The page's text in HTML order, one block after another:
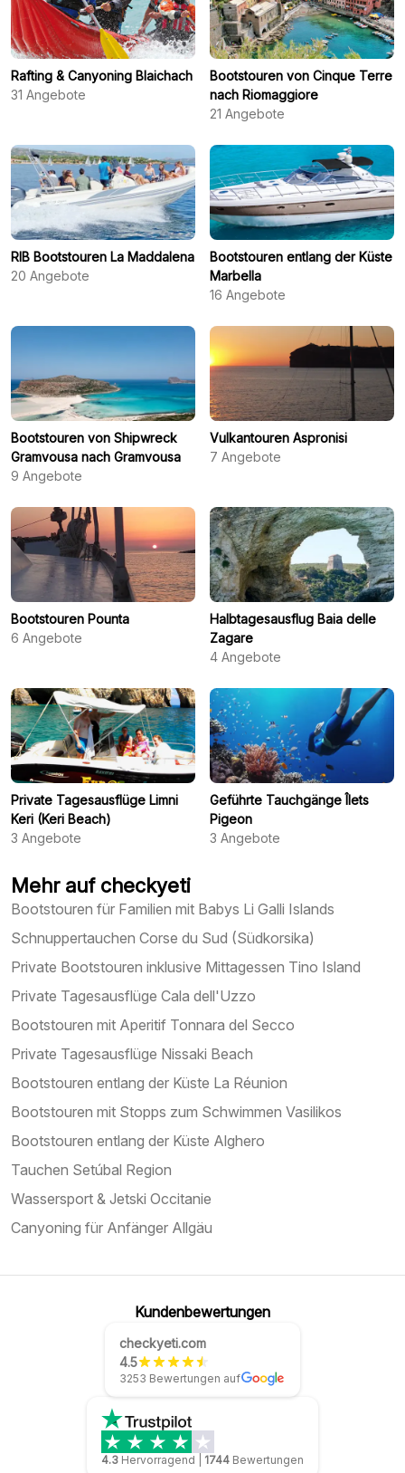
Rafting & Canyoning Blaichach
31 Angebote
Bootstouren von Cinque Terre
nach Riomaggiore
21 Angebote
RIB Bootstouren La Maddalena
20 Angebote
Bootstouren entlang der Küste
Marbella
16 Angebote
Bootstouren von Shipwreck
Gramvousa nach Gramvousa
9 Angebote
Vulkantouren Aspronisi
7 Angebote
Bootstouren Pounta
6 Angebote
Halbtagesausflug Baia delle
Zagare
4 Angebote
Private Tagesausflüge Limni
Keri (Keri Beach)
3 Angebote
Geführte Tauchgänge Îlets
Pigeon
3 Angebote
Mehr auf checkyeti
Bootstouren für Familien mit Babys Li Galli Islands
Schnuppertauchen Corse du Sud (Südkorsika)
Private Bootstouren inklusive Mittagessen Tino Island
Private Tagesausflüge Cala dell'Uzzo
Bootstouren mit Aperitif Tonnara del Secco
Private Tagesausflüge Nissaki Beach
Bootstouren entlang der Küste La Réunion
Bootstouren mit Stopps zum Schwimmen Vasilikos
Bootstouren entlang der Küste Alghero
Tauchen Setúbal Region
Wassersport & Jetski Occitanie
Canyoning für Anfänger Allgäu
Kundenbewertungen
checkyeti.com
4.5
3253 Bewertungen auf
4.3 Hervorragend 1744 Bewertungen